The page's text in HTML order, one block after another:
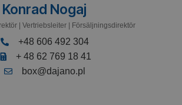
Konrad Nogaj
| Vertriebsleiter | Försäljningsdirektör
+48 606 492 304
+ 48 62 769 18 41
box@dajano.pl